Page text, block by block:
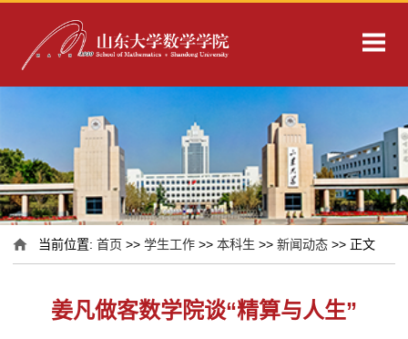
当前位置:首页 >>学生工作 >>本科生 >>新闻动态 >> 正文
姜凡做客数学院谈“精算与人生”